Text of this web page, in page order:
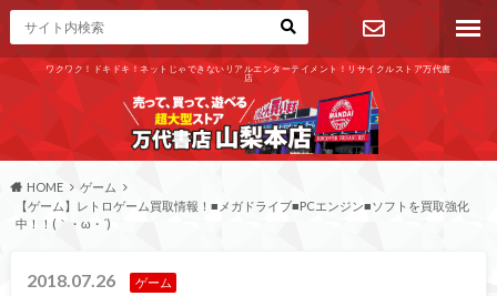
ワクワク！ドキドキ！ネットじゃできないリアルエンターテイメント！リサイクルストア万代書
店
お問い合わ
せ
HOME
ゲーム
【ゲーム】レトロゲーム買取情報！■メガドライブ■PCエンジン■ソフトを買取強化
中！！(｀・ω・´)ゞ
2018.07.26 ゲーム